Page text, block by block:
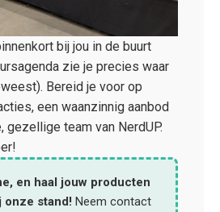
bij jou in de buurt
zie je precies waar
Bereid je voor op
een waanzinnig aanbod
gezellige team van NerdUP.
en haal jouw producten
onze stand! Neem contact